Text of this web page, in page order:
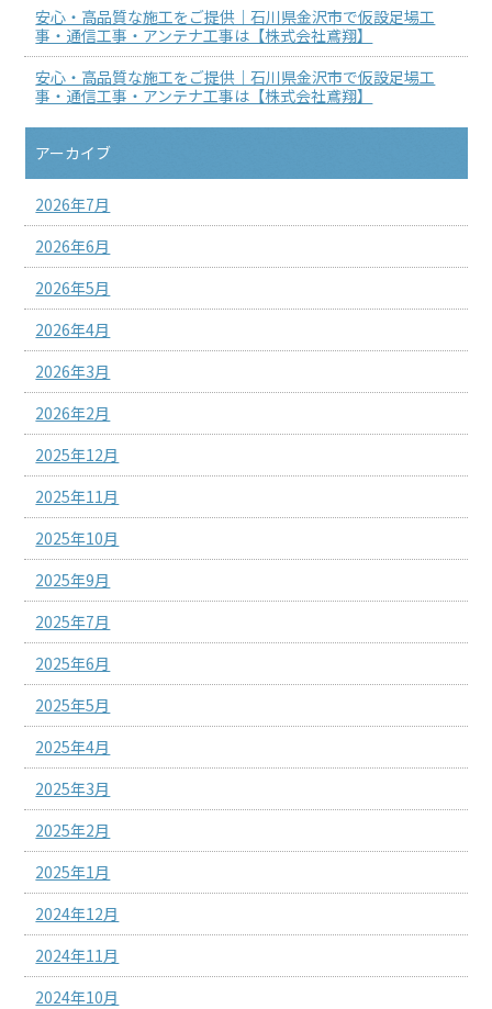
安心・高品質な施工をご提供｜石川県金沢市で仮設足場工
事・通信工事・アンテナ工事は【株式会社鳶翔】
安心・高品質な施工をご提供｜石川県金沢市で仮設足場工
事・通信工事・アンテナ工事は【株式会社鳶翔】
アーカイブ
2026年7月
2026年6月
2026年5月
2026年4月
2026年3月
2026年2月
2025年12月
2025年11月
2025年10月
2025年9月
2025年7月
2025年6月
2025年5月
2025年4月
2025年3月
2025年2月
2025年1月
2024年12月
2024年11月
2024年10月